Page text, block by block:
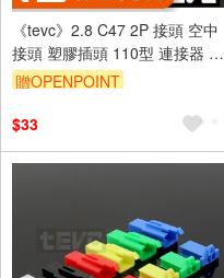
《tevc》2.8 C47 2P 接頭 空中
接頭 塑膠插頭 110型 連接器 快
速公母端子插座 電線接頭
贈OPENPOINT
$33